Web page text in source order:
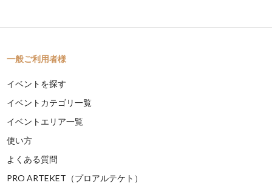
一般ご利用者様
イベントを探す
イベントカテゴリ一覧
イベントエリア一覧
使い方
よくある質問
PRO ARTEKET（プロアルテケト）